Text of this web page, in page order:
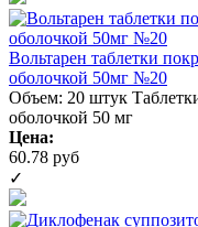
Вольтарен таблетки
оболочкой 50мг №20
Объем: 20 штук
оболочкой 50 мг
Цена:
60.78 руб
✓